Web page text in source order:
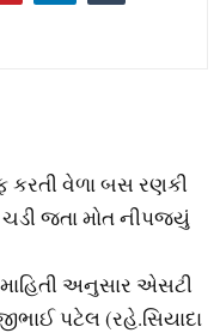
કરતી વેળા બસ રણકી
જતા મોત નીપજ્‍યું
માહિતી અનુસાર એસટી
પટેલ (રહે.સિયાદા